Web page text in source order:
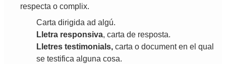
respecta o complix.
Carta dirigida ad algú.
Lletra responsiva, carta de resposta.
Lletres testimonials, carta o document en el qual
se testifica alguna cosa.